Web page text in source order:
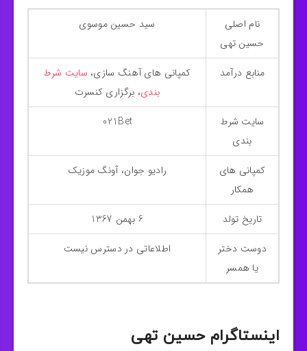
نام اصلی
حسین تهی
سید حسین موسوی
منابع درآمد کمپانی های آهنگ سازی، سایت شرط
بندی، برگزاری کنسرت
سایت شرط
بندی
021Bet
کمپانی های
همکار
رادیو جوان، آونگ موزیک
تاریخ تولد
6 بهمن 1367
دوست دختر
یا همسر
اطلاعاتی در دسترس نیست
اینستاگرام حسین تهی